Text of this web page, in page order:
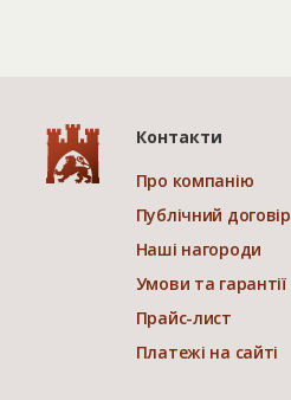
Контакти
Про компанію
Публічний договір
Наші нагороди
Умови та гарантії
Прайс-лист
Платежі на сайті